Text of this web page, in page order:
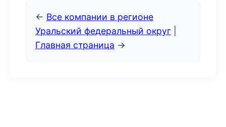
← Все компании в регионе
Уральский федеральный округ
Главная страница →